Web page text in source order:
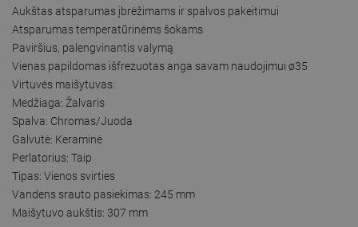
Aukštas atsparumas įbrėžimams ir spalvos pakeitimui
Atsparumas temperatūrinėms šokams
Paviršius, palengvinantis valymą
Vienas papildomas išfrezuotas anga savam naudojimui ø35
Virtuvės maišytuvas:
Medžiaga: Žalvaris
Spalva: Chromas/Juoda
Galvutė: Keraminė
Perlatorius: Taip
Tipas: Vienos svirties
Vandens srauto pasiekimas: 245 mm
Maišytuvo aukštis: 307 mm